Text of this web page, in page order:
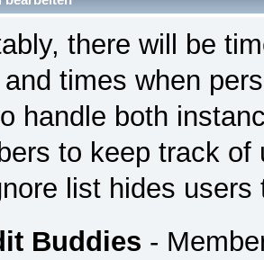
there will be
times when
handle both
to keep track
list hides
Buddies -